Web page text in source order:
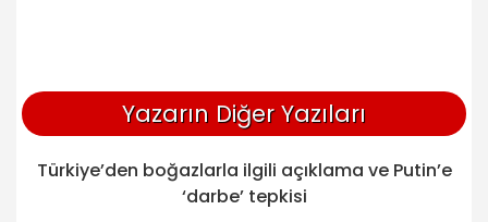
Yazarın Diğer Yazıları
Türkiye’den boğazlarla ilgili açıklama ve Putin’e
‘darbe’ tepkisi